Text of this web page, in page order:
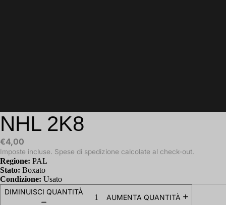
NHL 2K8
€4,00
Imposte incluse. Spese di spedizione calcolate al check-out.
Regione: PAL
Stato: Boxato
Condizione: Usato
DIMINUISCI QUANTITÀ
AUMENTA QUANTITÀ